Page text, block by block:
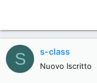
S s-class
Nuovo Iscritto